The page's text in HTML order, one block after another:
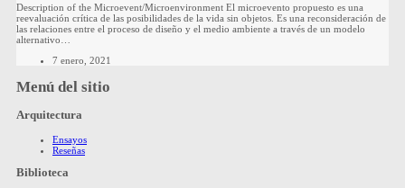
Description of the Microevent/Microenvironment El microevento propuesto es una
reevaluación crítica de las posibilidades de la vida sin objetos. Es una reconsideración de
las relaciones entre el proceso de diseño y el medio ambiente a través de un modelo
alternativo…
7 enero, 2021
Menú del sitio
Arquitectura
Ensayos
Reseñas
Biblioteca